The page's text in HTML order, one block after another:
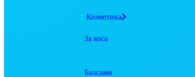
Козметика
За коса
Балсами